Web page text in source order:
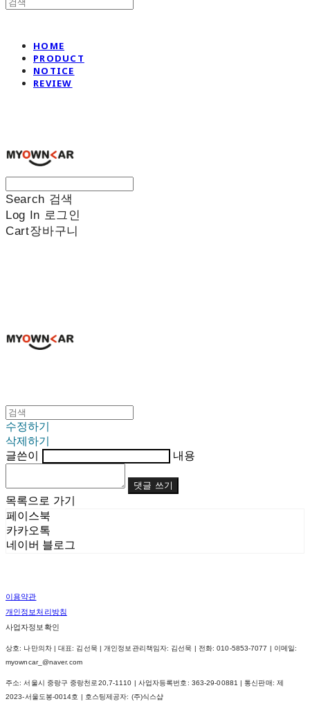
HOME
PRODUCT
NOTICE
REVIEW
Search 검색
Log In 로그인
Cart장바구니
수정하기
삭제하기
글쓴이
내용
댓글 쓰기
목록으로 가기
페이스북
카카오톡
네이버 블로그
이용약관
개인정보처리방침
사업자정보확인
상호: 나만의차 | 대표: 김선묵 | 개인정보관리책임자: 김선묵 | 전화: 010-5853-7077 | 이메일:
myowncar_@naver.com
주소: 서울시 중랑구 중랑천로20,7-1110 | 사업자등록번호: 363-29-00881 | 통신판매: 제
2023-서울도봉-0014호
| 호스팅제공자: (주)식스샵